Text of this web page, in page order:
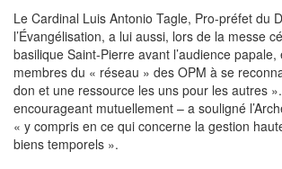
Le Cardinal Luis Antonio Tagle, Pro-préfet du
l’Évangélisation, a lui aussi, lors de la messe
basilique Saint-Pierre avant l’audience
membres du « réseau » des OPM à se
don et une ressource les uns pour les autres
encourageant mutuellement – a souligné
« y compris en ce qui concerne la gestion
biens temporels ».